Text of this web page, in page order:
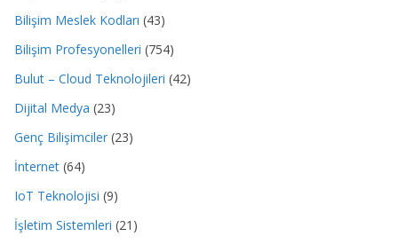
Bilişim Meslek Kodları (43)
Bilişim Profesyonelleri (754)
Bulut – Cloud Teknolojileri (42)
Dijital Medya (23)
Genç Bilişimciler (23)
İnternet (64)
IoT Teknolojisi (9)
İşletim Sistemleri (21)